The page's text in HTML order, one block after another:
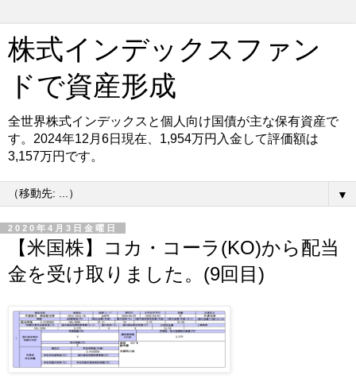
株式インデックスファン
ドで資産形成
全世界株式インデックスと個人向け国債が主な保有資産で
す。2024年12月6日現在、1,954万円入金して評価額は
3,157万円です。
▼
2020年4月3日金曜日
【米国株】コカ・コーラ(KO)から配当
金を受け取りました。(9回目)